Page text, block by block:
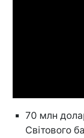
70 млн
Світового